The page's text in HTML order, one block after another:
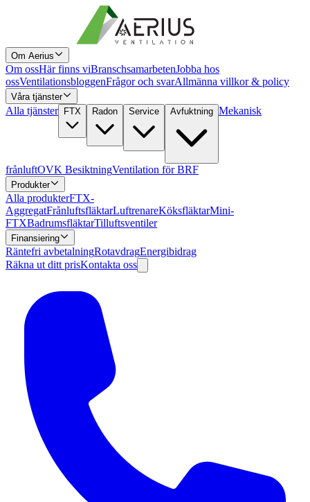
Om Aerius
Om ossHär finns viBranschsamarbetenJobba hos
ossVentilationsbloggenFrågor och svarAllmänna villkor & policy
Våra tjänster
Alla tjänster FTX Radon Service Avfuktning Mekanisk
frånluftOVK BesiktningVentilation för BRF
Produkter
Alla produkterFTX-
AggregatFrånluftsfläktarLuftrenareKöksfläktarMini-
FTXBadrumsfläktarTilluftsventiler
Finansiering
Räntefri avbetalningRotavdragEnergibidrag
Räkna ut ditt prisKontakta oss